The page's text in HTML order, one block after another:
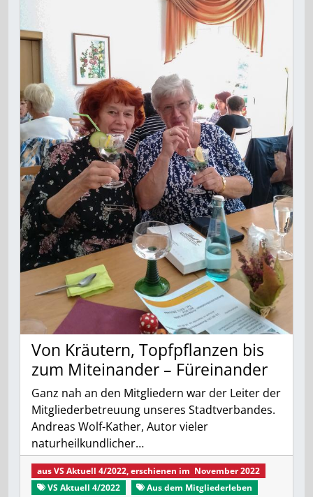
Von Kräutern, Topfpflanzen bis
zum Miteinander – Füreinander
Ganz nah an den Mitgliedern war der Leiter der
Mitgliederbetreuung unseres Stadtverbandes.
Andreas Wolf-Kather, Autor vieler
naturheilkundlicher…
ausVS Aktuell 4/2022, erschienen im November 2022
VS Aktuell 4/2022
Aus dem Mitgliederleben